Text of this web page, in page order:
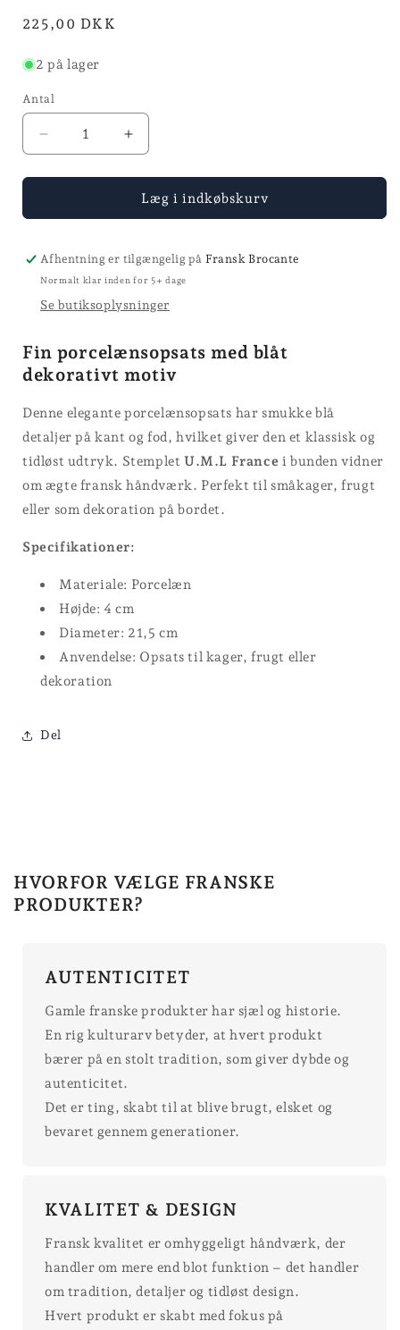
Normalpris
225,00 DKK
2 på lager
Antal
Reducer
antallet
for
-
21,5
Øg
antallet
for
Opsats
-
21,5
Læg i indkøbskurv
Afhentning er tilgængelig på Fransk Brocante
Normalt klar inden for 5+ dage
Se butiksoplysninger
Fin porcelænsopsats med blåt
dekorativt motiv
Denne elegante porcelænsopsats har smukke blå
detaljer på kant og fod, hvilket giver den et klassisk og
tidløst udtryk. StempletU.M.L France i bunden vidner
om ægte fransk håndværk. Perfekt til småkager, frugt
eller som dekoration på bordet.
Specifikationer:
Materiale: Porcelæn
Højde: 4 cm
Diameter: 21,5 cm
Anvendelse: Opsats til kager, frugt eller
dekoration
Del
HVORFOR VÆLGE FRANSKE
PRODUKTER?
AUTENTICITET
Gamle franske produkter har sjæl og historie.
En rig kulturarv betyder, at hvert produkt
bærer på en stolt tradition, som giver dybde og
autenticitet.
Det er ting, skabt til at blive brugt, elsket og
bevaret gennem generationer.
KVALITET & DESIGN
Fransk kvalitet er omhyggeligt håndværk, der
handler om mere end blot funktion – det handler
om tradition, detaljer og tidløst design.
Hvert produkt er skabt med fokus på